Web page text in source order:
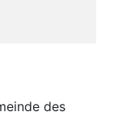
des